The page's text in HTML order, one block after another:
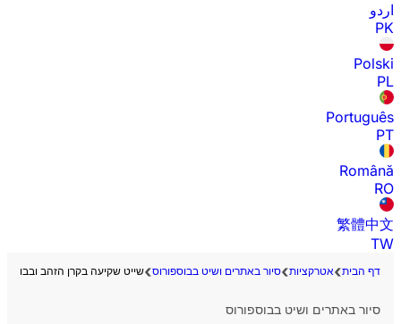
اردو
PK
Polski
PL
Português
PT
Română
RO
繁體中文
TW
דף הבית אטרקציות סיור באתרים ושיט בבוספורוס שייט שקיעה בקרן הזהב
סיור באתרים ושיט בבוספורוס